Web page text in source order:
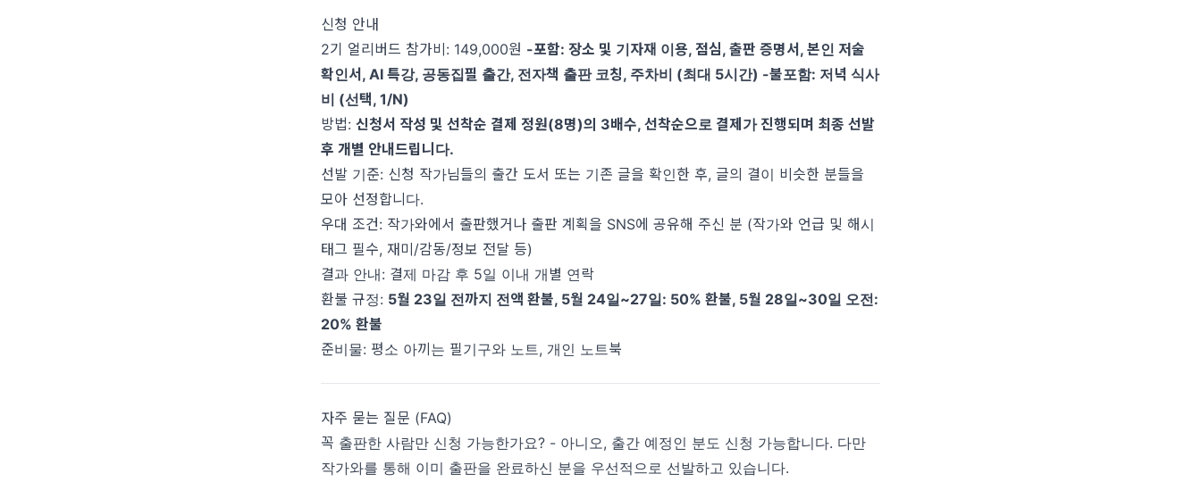
신청 안내
2기 얼리버드 참가비: 149,000원 -포함: 장소 및 기자재 이용, 점심, 출판 증명서, 본인 저술
확인서, AI 특강, 공동집필 출간, 전자책 출판 코칭, 주차비 (최대 5시간) -불포함: 저녁 식사
비 (선택, 1/N)
방법:신청서 작성 및 선착순 결제 정원(8명)의 3배수, 선착순으로 결제가 진행되며 최종 선발
후 개별 안내드립니다.
선발 기준: 신청 작가님들의 출간 도서 또는 기존 글을 확인한 후, 글의 결이 비슷한 분들을
모아 선정합니다.
우대 조건: 작가와에서 출판했거나 출판 계획을 SNS에 공유해 주신 분 (작가와 언급 및 해시
태그 필수, 재미/감동/정보 전달 등)
결과 안내: 결제 마감 후 5일 이내 개별 연락
환불 규정: 5월 23일 전까지 전액 환불, 5월 24일~27일: 50% 환불, 5월 28일~30일 오전:
20% 환불
준비물: 평소 아끼는 필기구와 노트, 개인 노트북
자주 묻는 질문 (FAQ)
꼭 출판한 사람만 신청 가능한가요? - 아니오, 출간 예정인 분도 신청 가능합니다. 다만
작가와를 통해 이미 출판을 완료하신 분을 우선적으로 선발하고 있습니다.